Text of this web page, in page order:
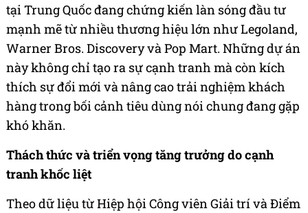
tại Trung Quốc đang chứng kiến làn sóng đầu tư
mạnh mẽ từ nhiều thương hiệu lớn như Legoland,
Warner Bros. Discovery và Pop Mart. Những dự án
này không chỉ tạo ra sự cạnh tranh mà còn kích
thích sự đổi mới và nâng cao trải nghiệm khách
hàng trong bối cảnh tiêu dùng nói chung đang gặp
khó khăn.
Thách thức và triển vọng tăng trưởng do cạnh
tranh khốc liệt
Theo dữ liệu từ Hiệp hội Công viên Giải trí và Điểm